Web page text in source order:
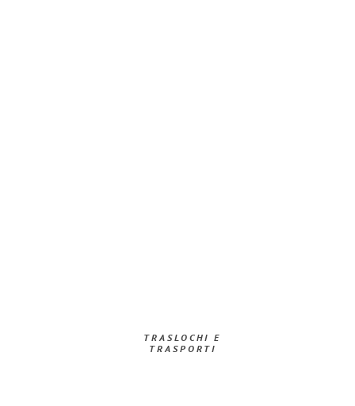
TRASLOCHI E
TRASPORTI​